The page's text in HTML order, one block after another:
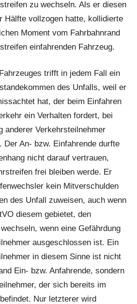
zu wechseln. Als er diesen
Hälfte vollzogen hatte, kollidierte
Moment vom Fahrbahnrand
einfahrenden Fahrzeug.
trifft in jedem Fall ein
des Unfalls, weil er
hat, der beim Einfahren
ein Verhalten fordert, bei
anderer Verkehrsteilnehmer
An- bzw. Einfahrende durfte
nicht darauf vertrauen,
frei bleiben werde. Er
kein Mitverschulden
des Unfall zuweisen, auch wenn
diesem gebietet, den
wenn eine Gefährdung
ausgeschlossen ist. Ein
in diesem Sinne ist nicht
Ein- bzw. Anfahrende, sondern
der sich bereits im
Nur letzterer wird